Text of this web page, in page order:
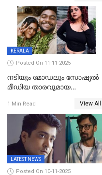
പൊട്ടിക്കുമെന്ന്
ഭീഷണി;അശ്ലീല
മെസേജുകളും വെളിപ്പെടുത്തി
മൃദുല വിജയ്
KERALA
Posted On 11-11-2025
നടിയും മോഡലും സോഷ്യൽ
മീഡിയ താരവുമായ
ഇന്ന്‌ നല്ലൊരു ബിസി ഡേ
ആയിരുന്നുവെന്ന് നന്ദിത
ശങ്കര
1 Min Read View All
LATEST NEWS
Posted On 10-11-2025